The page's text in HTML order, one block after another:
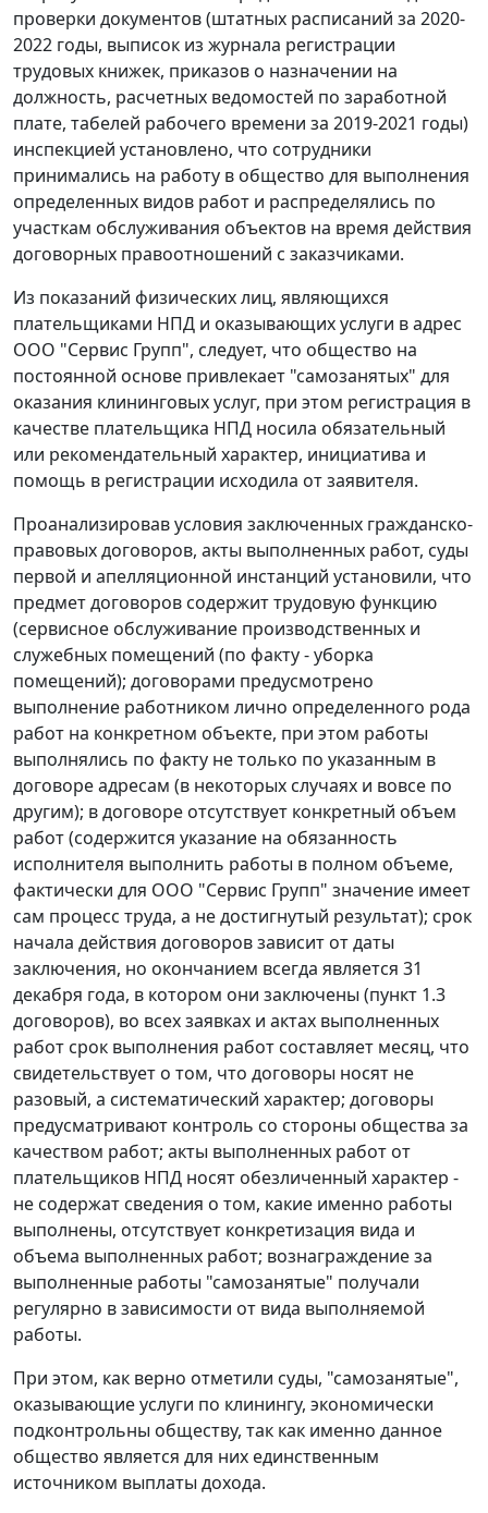
проверки документов (штатных расписаний за 2020-
2022 годы, выписок из журнала регистрации
трудовых книжек, приказов о назначении на
должность, расчетных ведомостей по заработной
плате, табелей рабочего времени за 2019-2021 годы)
инспекцией установлено, что сотрудники
принимались на работу в общество для выполнения
определенных видов работ и распределялись по
участкам обслуживания объектов на время действия
договорных правоотношений с заказчиками.
Из показаний физических лиц, являющихся
плательщиками НПД и оказывающих услуги в адрес
ООО "Сервис Групп", следует, что общество на
постоянной основе привлекает "самозанятых" для
оказания клининговых услуг, при этом регистрация в
качестве плательщика НПД носила обязательный
или рекомендательный характер, инициатива и
помощь в регистрации исходила от заявителя.
Проанализировав условия заключенных гражданско-
правовых договоров, акты выполненных работ, суды
первой и апелляционной инстанций установили, что
предмет договоров содержит трудовую функцию
(сервисное обслуживание производственных и
служебных помещений (по факту - уборка
помещений); договорами предусмотрено
выполнение работником лично определенного рода
работ на конкретном объекте, при этом работы
выполнялись по факту не только по указанным в
договоре адресам (в некоторых случаях и вовсе по
другим); в договоре отсутствует конкретный объем
работ (содержится указание на обязанность
исполнителя выполнить работы в полном объеме,
фактически для ООО "Сервис Групп" значение имеет
сам процесс труда, а не достигнутый результат); срок
начала действия договоров зависит от даты
заключения, но окончанием всегда является 31
декабря года, в котором они заключены (пункт 1.3
договоров), во всех заявках и актах выполненных
работ срок выполнения работ составляет месяц, что
свидетельствует о том, что договоры носят не
разовый, а систематический характер; договоры
предусматривают контроль со стороны общества за
качеством работ; акты выполненных работ от
плательщиков НПД носят обезличенный характер -
не содержат сведения о том, какие именно работы
выполнены, отсутствует конкретизация вида и
объема выполненных работ; вознаграждение за
выполненные работы "самозанятые" получали
регулярно в зависимости от вида выполняемой
работы.
При этом, как верно отметили суды, "самозанятые",
оказывающие услуги по клинингу, экономически
подконтрольны обществу, так как именно данное
общество является для них единственным
источником выплаты дохода.